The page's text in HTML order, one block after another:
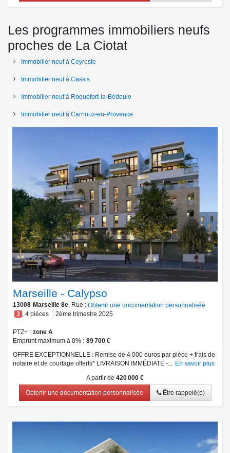
Les programmes immobiliers neufs
proches de La Ciotat
Immobilier neuf à Ceyreste
Immobilier neuf à Cassis
Immobilier neuf à Roquefort-la-Bédoule
Immobilier neuf à Carnoux-en-Provence
Marseille - Calypso
13008 Marseille 8e, Rue : Obtenir une documentation personnalisée
3 , 4 pièces 2ème trimestre 2025
PTZ+
zone A
Emprunt maximum à 0%
89 700 €
OFFRE EXCEPTIONNELLE : Remise de 4 000 euros par pièce + frais de
notaire et de courtage offerts* LIVRAISON IMMÉDIATE -... En savoir plus
A partir de 420 000 €
Obtenir une documentation personnalisée Être rappelé(e)